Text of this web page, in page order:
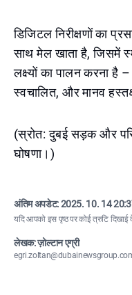
डिजिटल निरीक्षणों का
साथ मेल खाता है, जिसमें
लक्ष्यों का पालन करना है
स्वचालित, और मानव
(स्रोत: दुबई सड़क और
घोषणा।)
अंतिम अपडेट:2025. 10. 14
यदि आपको इस पृष्ठ पर कोई त्रुटि दिखाई
लेखक: ज़ोल्टान एग्री